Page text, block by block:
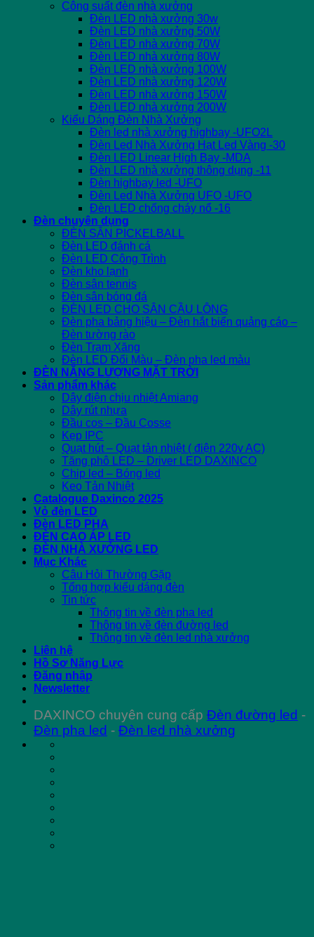
Công suất đèn nhà xưởng
Đèn LED nhà xưởng 30w
Đèn LED nhà xưởng 50W
Đèn LED nhà xưởng 70W
Đèn LED nhà xưởng 80W
Đèn LED nhà xưởng 100W
Đèn LED nhà xưởng 120W
Đèn LED nhà xưởng 150W
Đèn LED nhà xưởng 200W
Kiểu Dáng Đèn Nhà Xưởng
Đèn led nhà xưởng highbay -UFO2L
Đèn Led Nhà Xưởng Hạt Led Vàng -30
Đèn LED Linear High Bay -MDA
Đèn LED nhà xưởng thông dụng -11
Đèn highbay led -UFO
Đèn Led Nhà Xưởng UFO -UFO
Đèn LED chống cháy nổ -16
Đèn chuyên dụng
ĐÈN SÂN PICKELBALL
Đèn LED đánh cá
Đèn LED Công Trình
Đèn kho lạnh
Đèn sân tennis
Đèn sân bóng đá
ĐÈN LED CHO SÂN CẦU LÔNG
Đèn pha bảng hiệu – Đèn hắt biển quảng cáo –
Đèn tường rào
Đèn Trạm Xăng
Đèn LED Đổi Màu – Đèn pha led màu
ĐÈN NĂNG LƯỢNG MẶT TRỜI
Sản phẩm khác
Dây điện chịu nhiệt Amiang
Dây rút nhựa
Đầu cos – Đầu Cosse
Kẹp IPC
Quạt hút – Quạt tản nhiệt ( điện 220v AC)
Tăng phô LED – Driver LED DAXINCO
Chip led – Bóng led
Keo Tản Nhiệt
Catalogue Daxinco 2025
Vỏ đèn LED
Đèn LED PHA
ĐÈN CAO ÁP LED
ĐÈN NHÀ XƯỞNG LED
Mục Khác
Câu Hỏi Thường Gặp
Tổng hợp kiểu dáng đèn
Tin tức
Thông tin về đèn pha led
Thông tin về đèn đường led
Thông tin về đèn led nhà xưởng
Liên hệ
Hồ Sơ Năng Lực
Đăng nhập
Newsletter
DAXINCO chuyên cung cấp Đèn đường led -
Đèn pha led - Đèn led nhà xưởng